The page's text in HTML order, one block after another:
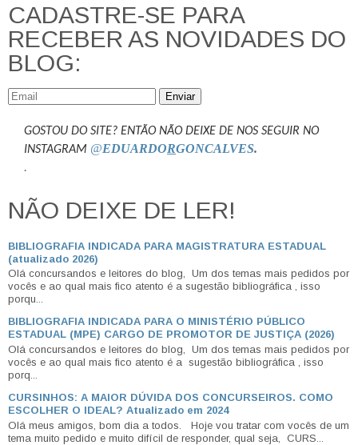
CADASTRE-SE PARA
RECEBER AS NOVIDADES DO
BLOG:
Enviar
GOSTOU DO SITE? ENTÃO NÃO DEIXE DE NOS SEGUIR NO
INSTAGRAM @EDUARDORGONCALVES.
.
NÃO DEIXE DE LER!
BIBLIOGRAFIA INDICADA PARA MAGISTRATURA ESTADUAL
(atualizado 2026)
Olá concursandos e leitores do blog, Um dos temas mais pedidos por
vocês e ao qual mais fico atento é a sugestão bibliográfica , isso
porqu...
BIBLIOGRAFIA INDICADA PARA O MINISTÉRIO PÚBLICO
ESTADUAL (MPE) CARGO DE PROMOTOR DE JUSTIÇA (2026)
Olá concursandos e leitores do blog, Um dos temas mais pedidos por
vocês e ao qual mais fico atento é a sugestão bibliográfica , isso
porq...
CURSINHOS: A MAIOR DÚVIDA DOS CONCURSEIROS. COMO
ESCOLHER O IDEAL? Atualizado em 2024
Olá meus amigos, bom dia a todos. Hoje vou tratar com vocês de um
tema muito pedido e muito difícil de responder, qual seja, CURS...